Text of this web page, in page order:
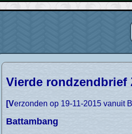
Vierde rondzendbrief
[Verzonden op 19-11-2015 vanuit
Battambang